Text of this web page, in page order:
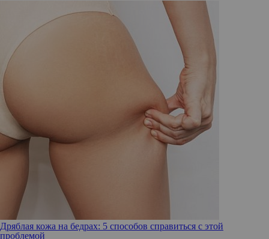
Дряблая кожа на бедрах: 5 способов справиться с этой
проблемой